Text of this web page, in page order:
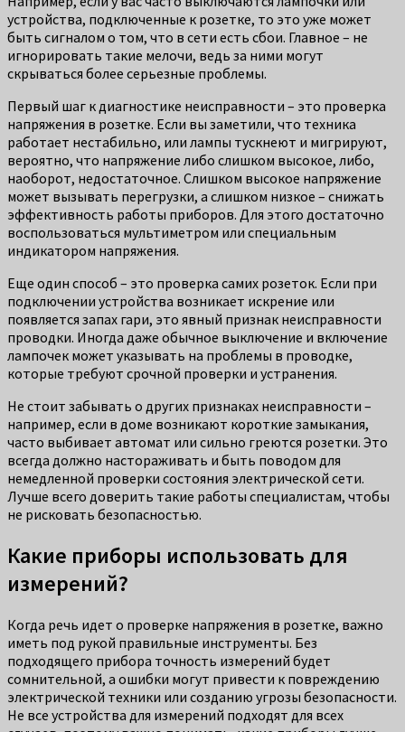
устройства, подключенные к розетке, то это уже может
быть сигналом о том, что в сети есть сбои. Главное – не
игнорировать такие мелочи, ведь за ними могут
скрываться более серьезные проблемы.
Первый шаг к диагностике неисправности – это проверка
напряжения в розетке. Если вы заметили, что техника
работает нестабильно, или лампы тускнеют и мигрируют,
вероятно, что напряжение либо слишком высокое, либо,
наоборот, недостаточное. Слишком высокое напряжение
может вызывать перегрузки, а слишком низкое – снижать
эффективность работы приборов. Для этого достаточно
воспользоваться мультиметром или специальным
индикатором напряжения.
Еще один способ – это проверка самих розеток. Если при
подключении устройства возникает искрение или
появляется запах гари, это явный признак неисправности
проводки. Иногда даже обычное выключение и включение
лампочек может указывать на проблемы в проводке,
которые требуют срочной проверки и устранения.
Не стоит забывать о других признаках неисправности –
например, если в доме возникают короткие замыкания,
часто выбивает автомат или сильно греются розетки. Это
всегда должно настораживать и быть поводом для
немедленной проверки состояния электрической сети.
Лучше всего доверить такие работы специалистам, чтобы
не рисковать безопасностью.
Какие приборы использовать для
измерений?
Когда речь идет о проверке напряжения в розетке, важно
иметь под рукой правильные инструменты. Без
подходящего прибора точность измерений будет
сомнительной, а ошибки могут привести к повреждению
электрической техники или созданию угрозы безопасности.
Не все устройства для измерений подходят для всех